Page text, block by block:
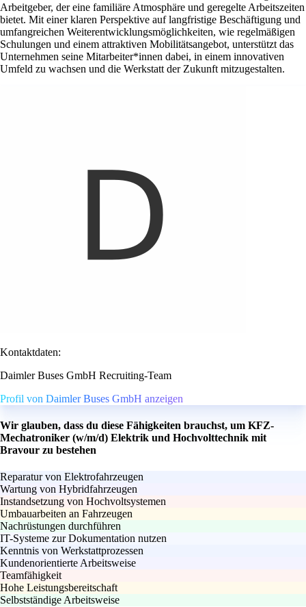
Arbeitgeber, der eine familiäre Atmosphäre und geregelte Arbeitszeiten
bietet. Mit einer klaren Perspektive auf langfristige Beschäftigung und
umfangreichen Weiterentwicklungsmöglichkeiten, wie regelmäßigen
Schulungen und einem attraktiven Mobilitätsangebot, unterstützt das
Unternehmen seine Mitarbeiter*innen dabei, in einem innovativen
Umfeld zu wachsen und die Werkstatt der Zukunft mitzugestalten.
Kontaktdaten:
Daimler Buses GmbH Recruiting-Team
Profil von Daimler Buses GmbH anzeigen
Wir glauben, dass du diese Fähigkeiten brauchst, um KFZ-
Mechatroniker (w/m/d) Elektrik und Hochvolttechnik mit
Bravour zu bestehen
Reparatur von Elektrofahrzeugen
Wartung von Hybridfahrzeugen
Instandsetzung von Hochvoltsystemen
Umbauarbeiten an Fahrzeugen
Nachrüstungen durchführen
IT-Systeme zur Dokumentation nutzen
Kenntnis von Werkstattprozessen
Kundenorientierte Arbeitsweise
Teamfähigkeit
Hohe Leistungsbereitschaft
Selbstständige Arbeitsweise